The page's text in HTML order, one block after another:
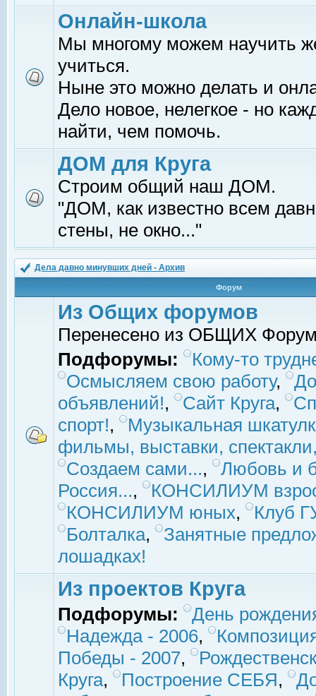
Онлайн-школа
Мы многому можем научить
учиться.
Ныне это можно делать и
Дело новое, нелегкое - но
найти, чем помочь.
ДОМ для Круга
Строим общий наш ДОМ.
"ДОМ, как известно всем
стены, не окно..."
Дела давно минувших дней - Архив
Форум
Из Общих форумов
Перенесено из ОБЩИХ
Подфорумы:
Кому-то
Осмысляем свою работу,
объявлений!, Сайт Круга,
спорт!,
Музыкальная
фильмы, выставки,
Создаем сами...,
Любовь и
Россия...,
КОНСИЛИУМ
КОНСИЛИУМ юных,
Клуб
Болталка,
Занятные
лошадках!
Из проектов Круга
Подфорумы:
День
Надежда - 2006,
Победы - 2007,
Круга, Построение СЕБЯ,